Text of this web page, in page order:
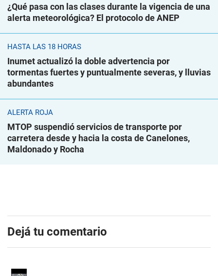
¿Qué pasa con las clases durante la vigencia de una
alerta meteorológica? El protocolo de ANEP
HASTA LAS 18 HORAS
Inumet actualizó la doble advertencia por
tormentas fuertes y puntualmente severas, y lluvias
abundantes
ALERTA ROJA
MTOP suspendió servicios de transporte por
carretera desde y hacia la costa de Canelones,
Maldonado y Rocha
Dejá tu comentario